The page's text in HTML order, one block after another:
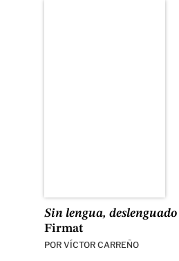
Sin lengua, deslenguado
Firmat
PORVÍCTOR CARREÑO